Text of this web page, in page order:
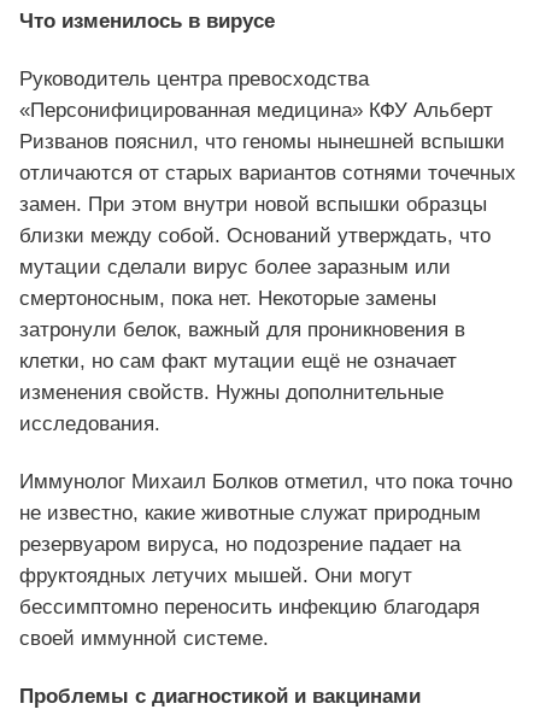
Что изменилось в вирусе
Руководитель центра превосходства
«Персонифицированная медицина» КФУ Альберт
Ризванов пояснил, что геномы нынешней вспышки
отличаются от старых вариантов сотнями точечных
замен. При этом внутри новой вспышки образцы
близки между собой. Оснований утверждать, что
мутации сделали вирус более заразным или
смертоносным, пока нет. Некоторые замены
затронули белок, важный для проникновения в
клетки, но сам факт мутации ещё не означает
изменения свойств. Нужны дополнительные
исследования.
Иммунолог Михаил Болков отметил, что пока точно
не известно, какие животные служат природным
резервуаром вируса, но подозрение падает на
фруктоядных летучих мышей. Они могут
бессимптомно переносить инфекцию благодаря
своей иммунной системе.
Проблемы с диагностикой и вакцинами